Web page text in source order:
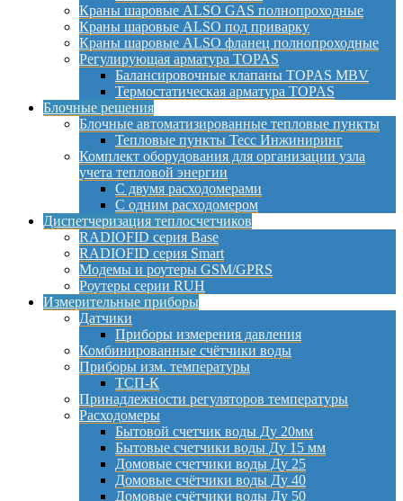
Краны шаровые ALSO GAS полнопроходные
Краны шаровые ALSO под приварку
Краны шаровые ALSO фланец полнопроходные
Регулирующая арматура TOPAS
Балансировочные клапаны TOPAS MBV
Термостатическая арматура TOPAS
Блочные решения
Блочные автоматизированные тепловые пункты
Тепловые пункты Тесс Инжиниринг
Комплект оборудования для организации узла
учета тепловой энергии
С двумя расходомерами
С одним расходомером
Диспетчеризация теплосчетчиков
RADIOFID серия Base
RADIOFID серия Smart
Модемы и роутеры GSM/GPRS
Роутеры серии RUH
Измерительные приборы
Датчики
Приборы измерения давления
Комбинированные счётчики воды
Приборы изм. температуры
ТСП-К
Принадлежности регуляторов температуры
Расходомеры
Бытовой счетчик воды Ду 20мм
Бытовые счетчики воды Ду 15 мм
Домовые счетчики воды Ду 25
Домовые счётчики воды Ду 40
Домовые счётчики воды Ду 50